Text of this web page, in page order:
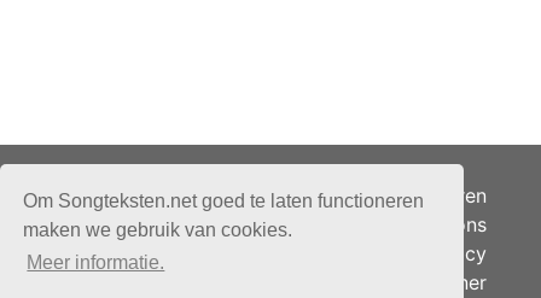
Om Songteksten.net goed te laten functioneren
maken we gebruik van cookies.
Meer informatie.
Adverteren
Over ons
Je privacy
Partner